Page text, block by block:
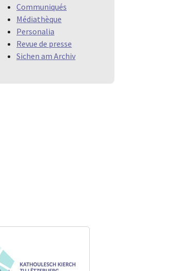
Communiqués
Médiathèque
Personalia
Revue de presse
Sichen am Archiv